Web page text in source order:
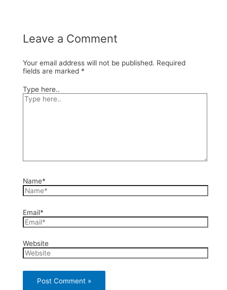
Leave a Comment
Your email address will not be published. Required
fields are marked *
Type here..
Name*
Email*
Website